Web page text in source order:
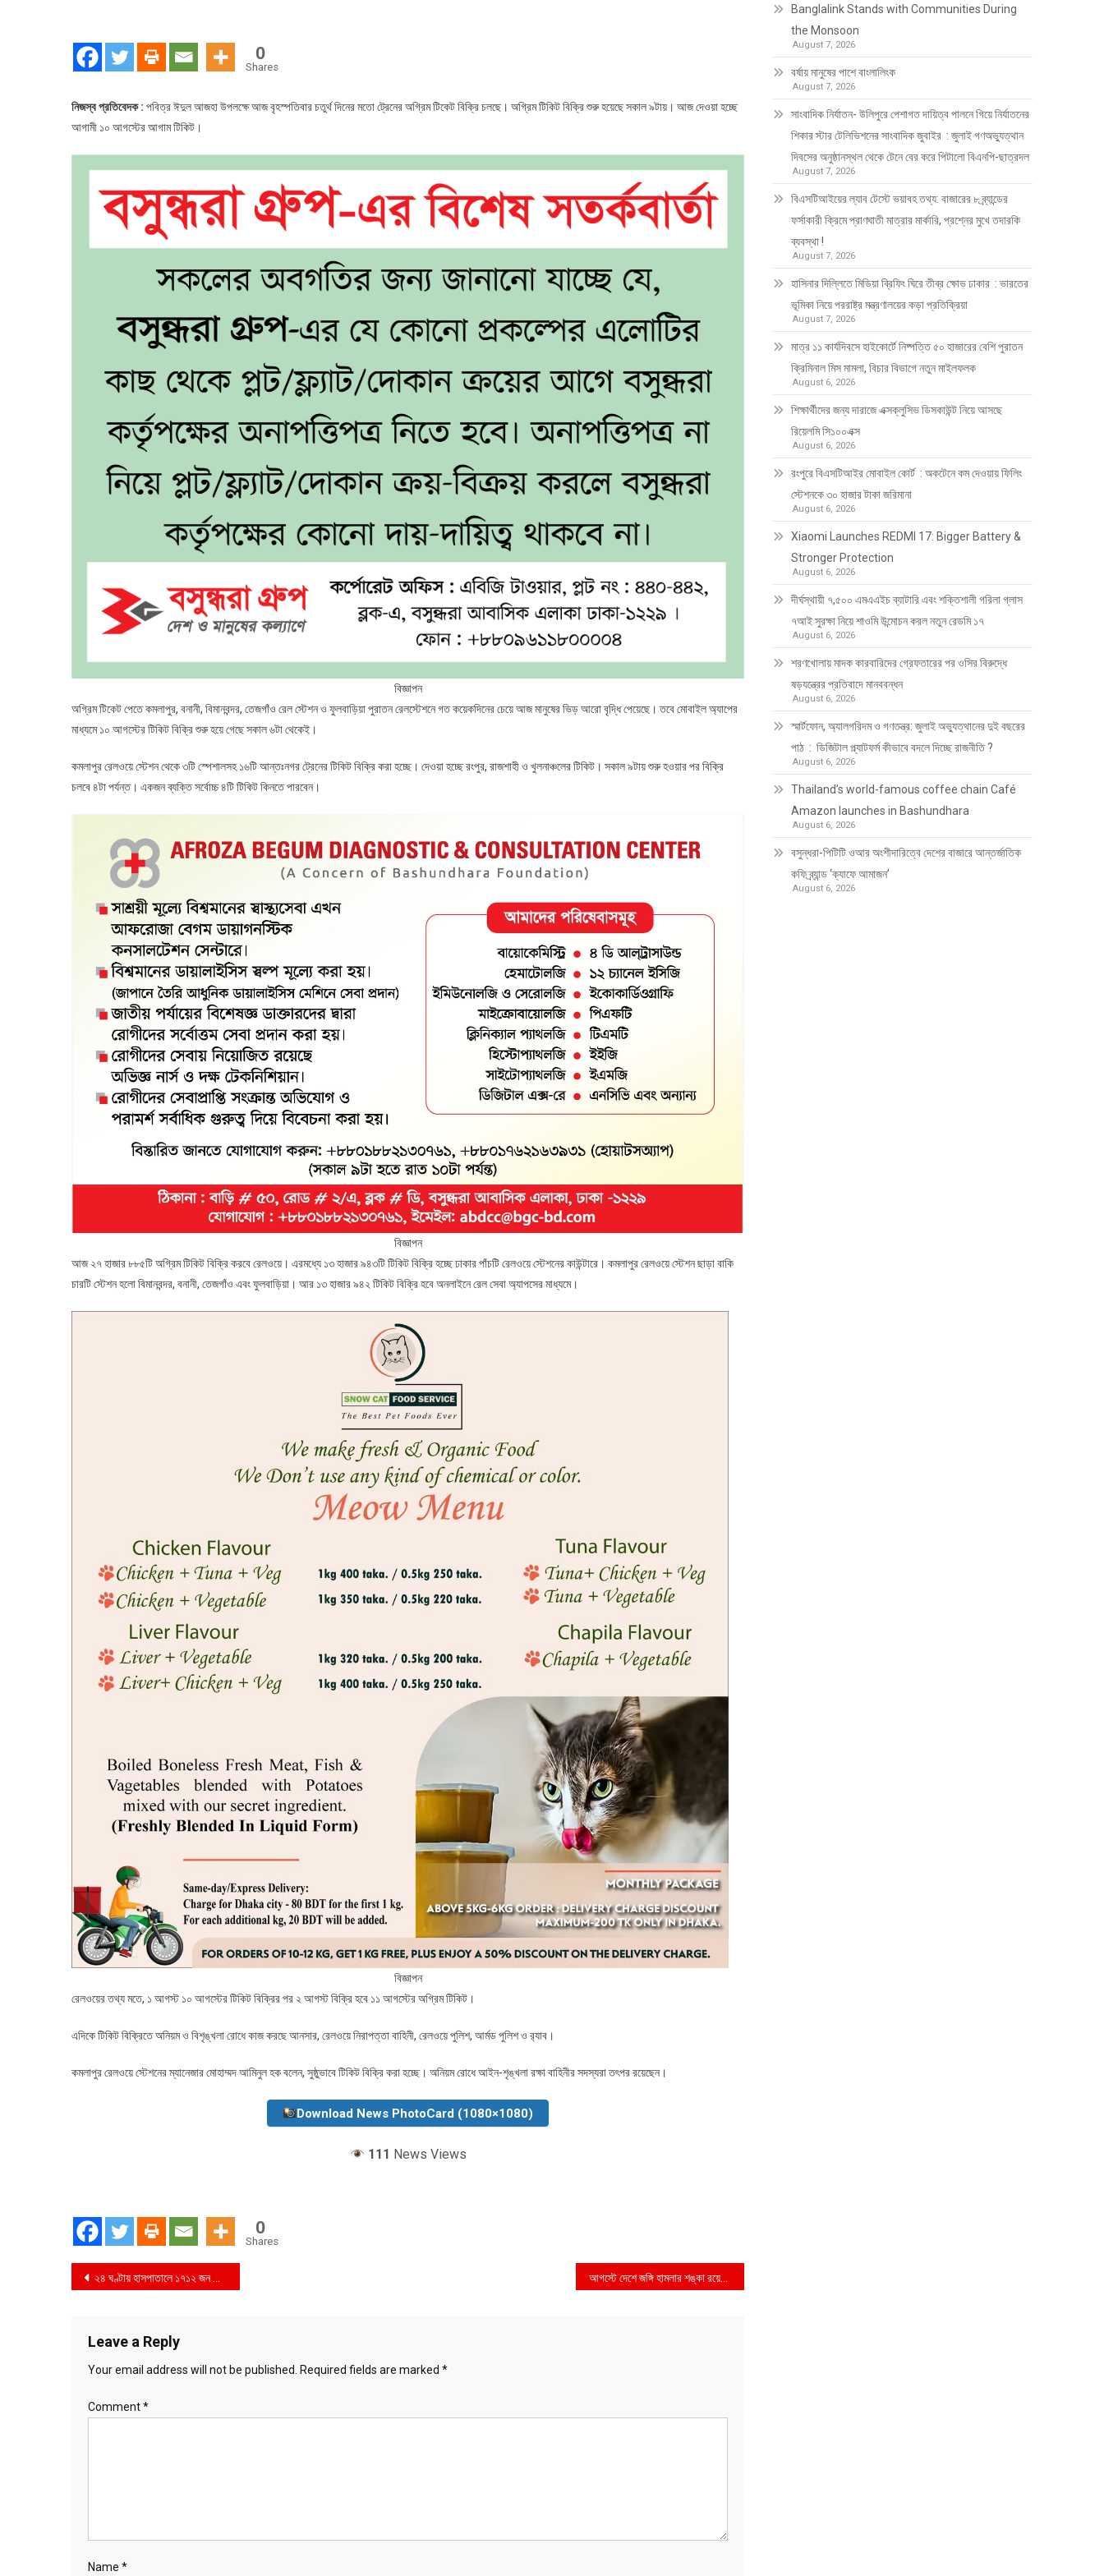
0
Shares
নিজস্ব প্রতিবেদক : পবিত্র ঈদুল আজহা উপলক্ষে আজ বৃহস্পতিবার চতুর্থ দিনের মতো ট্রেনের অগ্রিম টিকেট বিক্রি চলছে। অগ্রিম টিকিট বিক্রি শুরু হয়েছে সকাল ৯টায়। আজ দেওয়া হচ্ছে
আগামী ১০ আগস্টের আগাম টিকিট।
বিজ্ঞাপন
অগ্রিম টিকেট পেতে কমলাপুর, বনানী, বিমানবন্দর, তেজগাঁও রেল স্টেশন ও ফুলবাড়িয়া পুরাতন রেলস্টেশনে গত কয়েকদিনের চেয়ে আজ মানুষের ভিড় আরো বৃদ্ধি পেয়েছে। তবে মোবাইল অ্যাপের
মাধ্যমে ১০ আগস্টের টিকিট বিক্রি শুরু হয়ে গেছে সকাল ৬টা থেকেই।
কমলাপুর রেলওয়ে স্টেশন থেকে ৩টি স্পেশালসহ ১৬টি আন্তঃনগর ট্রেনের টিকিট বিক্রি করা হচ্ছে। দেওয়া হচ্ছে রংপুর, রাজশাহী ও খুলনাঞ্চলের টিকিট। সকাল ৯টায় শুরু হওয়ার পর বিক্রি
চলবে ৪টা পর্যন্ত। একজন ব্যক্তি সর্বোচ্চ ৪টি টিকিট কিনতে পারবেন।
বিজ্ঞাপন
আজ ২৭ হাজার ৮৮৫টি অগ্রিম টিকিট বিক্রি করবে রেলওয়ে। এরমধ্যে ১৩ হাজার ৯৪৩টি টিকিট বিক্রি হচ্ছে ঢাকার পাঁচটি রেলওয়ে স্টেশনের কাউন্টারে। কমলাপুর রেলওয়ে স্টেশন ছাড়া বাকি
চারটি স্টেশন হলো বিমানবন্দর, বনানী, তেজগাঁও এবং ফুলবাড়িয়া। আর ১৩ হাজার ৯৪২ টিকিট বিক্রি হবে অনলাইনে রেল সেবা অ্যাপসের মাধ্যমে।
বিজ্ঞাপন
রেলওয়ের তথ্য মতে, ১ আগস্ট ১০ আগস্টের টিকিট বিক্রির পর ২ আগস্ট বিক্রি হবে ১১ আগস্টের অগ্রিম টিকিট।
এদিকে টিকিট বিক্রিতে অনিয়ম ও বিশৃঙ্খলা রোধে কাজ করছে আনসার, রেলওয়ে নিরাপত্তা বাহিনী, রেলওয়ে পুলিশ, আর্মড পুলিশ ও র‌্যাব।
কমলাপুর রেলওয়ে স্টেশনের ম্যানেজার মোহাম্মদ আমিনুল হক বলেন, সুষ্ঠুভাবে টিকিট বিক্রি করা হচ্ছে। অনিয়ম রোধে আইন-শৃঙ্খলা রক্ষা বাহিনীর সদস্যরা তৎপর রয়েছেন।
Download News PhotoCard (1080×1080)
111 News Views
0
Shares
Post
২৪ ঘণ্টায় হাসপাতালে ১৭১২ জন ডেঙ্গু রোগী
Leave a Reply
Your email address will not be published. Required fields are marked *
Comment*
Name *
Banglalink Stands with Communities During
the Monsoon
August 7, 2026
বর্ষায় মানুষের পাশে বাংলালিংক
August 7, 2026
সাংবাদিক নির্যাতন- উলিপুরে পেশাগত দায়িত্ব পালনে গিয়ে নির্যাতনের
শিকার স্টার টেলিভিশনের সাংবাদিক জুবাইর : জুলাই গণঅভ্যুত্থান
দিবসের অনুষ্ঠানস্থল থেকে টেনে বের করে পিটালো বিএনপি-ছাত্রদল
August 7, 2026
বিএসটিআইয়ের ল্যাব টেস্টে ভয়াবহ তথ্য: বাজারের ৮ ব্র্যান্ডের
ফর্সাকারী ক্রিমে প্রাণঘাতী মাত্রার মার্কারি, প্রশ্নের মুখে তদারকি
ব্যবস্থা !
August 7, 2026
হাসিনার দিল্লিতে মিডিয়া ব্রিফিং ঘিরে তীব্র ক্ষোভ ঢাকার : ভারতের
ভূমিকা নিয়ে পররাষ্ট্র মন্ত্রণালয়ের কড়া প্রতিক্রিয়া
August 7, 2026
মাত্র ১১ কার্যদিবসে হাইকোর্টে নিষ্পত্তি ৫০ হাজারের বেশি পুরাতন
ক্রিমিনাল মিস মামলা, বিচার বিভাগে নতুন মাইলফলক
August 6, 2026
শিক্ষার্থীদের জন্য দারাজে এক্সক্লুসিভ ডিসকাউন্ট নিয়ে আসছে
রিয়েলমি সি১০০এক্স
August 6, 2026
রংপুরে বিএসটিআইর মোবাইল কোর্ট : অকটেনে কম দেওয়ায় ফিলিং
স্টেশনকে ৩০ হাজার টাকা জরিমানা
August 6, 2026
Xiaomi Launches REDMI 17: Bigger Battery &
Stronger Protection
August 6, 2026
দীর্ঘস্থায়ী ৭,৫০০ এমএএইচ ব্যাটারি এবং শক্তিশালী গরিলা গ্লাস
৭আই সুরক্ষা নিয়ে শাওমি উন্মোচন করল নতুন রেডমি ১৭
August 6, 2026
শরণখোলায় মাদক কারবারিদের গ্রেফতারের পর ওসির বিরুদ্ধে
ষড়যন্ত্রের প্রতিবাদে মানববন্ধন
August 6, 2026
স্মার্টফোন, অ্যালগরিদম ও গণতন্ত্র: জুলাই অভ্যুত্থানের দুই বছরের
পাঠ : ডিজিটাল প্ল্যাটফর্ম কীভাবে বদলে দিচ্ছে রাজনীতি ?
August 6, 2026
Thailand’s world-famous coffee chain Café
Amazon launches in Bashundhara
August 6, 2026
বসুন্ধরা-পিটিটি ওআর অংশীদারিত্বে দেশের বাজারে আন্তর্জাতিক
কফি ব্র্যান্ড ‘ক্যাফে আমাজন’
August 6, 2026